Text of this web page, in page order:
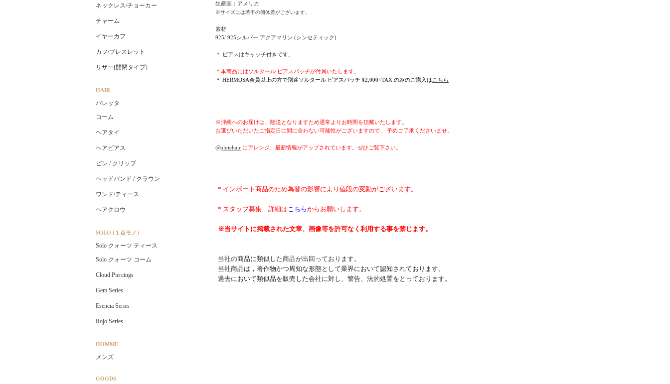
生産国：アメリカ
※サイズには若干の個体差がございます。
素材
925/ 925シルバー,アクアマリン (シンセティック)
＊ ピアスはキャッチ付きです。
＊本商品にはソルタール ピアスパッチが付属いたします。
＊ HERMOSA会員以上の方で別途ソルタール ピアスパッチ ¥2,000+TAX のみのご購入は こちら
※沖縄へのお届けは、陸送となりますため通常よりお時間を頂戴いたします。
お選びいただいたご指定日に間に合わない可能性がございますので、 予めご了承くださいませ。
@pluiehair にアレンジ、最新情報がアップされています。ぜひご覧下さい。
* インポート商品のため為替の影響により値段の変動がございます。
* スタッフ募集 詳細はこちらからお願いします。
※当サイトに掲載された文章、画像等を許可なく利用する事を禁じます。
当社の商品に類似した商品が出回っております。
当社商品は，著作物かつ周知な形態として業界において認知されております。
過去において類似品を販売した会社に対し、警告、法的処置をとっております。
ネックレス/チョーカー
チャーム
イヤーカフ
カフ/ブレスレット
リザー[開閉タイプ]
HAIR
バレッタ
コーム
ヘアタイ
ヘアピアス
ピン / クリップ
ヘッドバンド / クラウン
ワンド/ティース
ヘアクロウ
SOLO (１点モノ）
Solo クォーツ ティース
Solo クォーツ コーム
Cloud Piercings
Gem Series
Esencia Series
Rojo Series
HOMME
メンズ
GOODS